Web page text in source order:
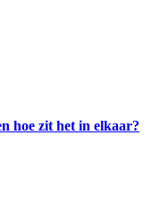
hoe zit het in elkaar?